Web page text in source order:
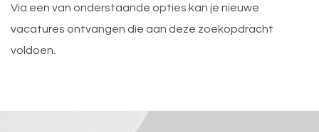
Via een van onderstaande opties kan je nieuwe
vacatures ontvangen die aan deze zoekopdracht
voldoen.